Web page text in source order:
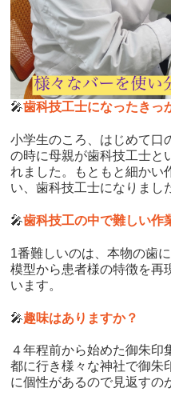
🎤歯科技工士になったきっ
小学生のころ、はじめて口
の時に母親が歯科技工士と
れました。もともと細かい
い、歯科技工士になりまし
🎤歯科技工の中で難しい作
1番難しいのは、本物の歯
模型から患者様の特徴を再
います。
🎤趣味はありますか？
４年程前から始めた御朱印
都に行き様々な神社で御朱
に個性があるので見返すの